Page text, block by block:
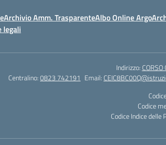
Archivio Amm. TrasparenteAlbo Online Argo
legali
Indirizzo:
Centralino:0823 742191 Email:
Codice
Codice Indice delle